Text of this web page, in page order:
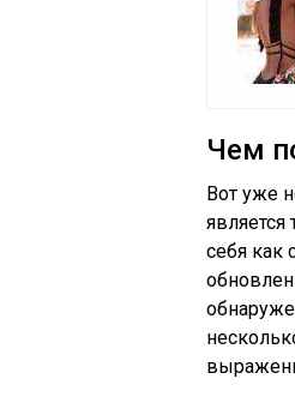
Чем
Вот уже
является
себя как